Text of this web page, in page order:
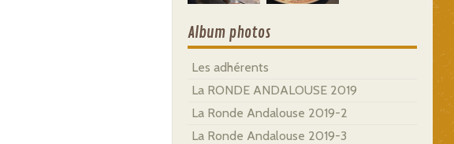
Album photos
Les adhérents
La RONDE ANDALOUSE 2019
La Ronde Andalouse 2019-2
La Ronde Andalouse 2019-3